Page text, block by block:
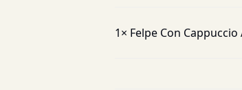
1× Felpe Con